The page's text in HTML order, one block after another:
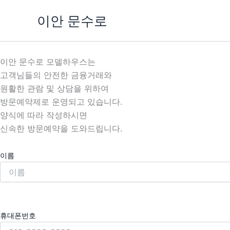
건
너
뛰
기
이안 문수로
이안 문수로 모델하우스는
고객님들의 안전한 금융거래와
원활한 관람 및 상담을 위하여
방문예약제로 운영되고 있습니다.
양식에 따라 작성하시면
신속한 방문예약을 도와드립니다.
이름
휴대폰번호